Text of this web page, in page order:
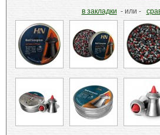
в закладки - или -